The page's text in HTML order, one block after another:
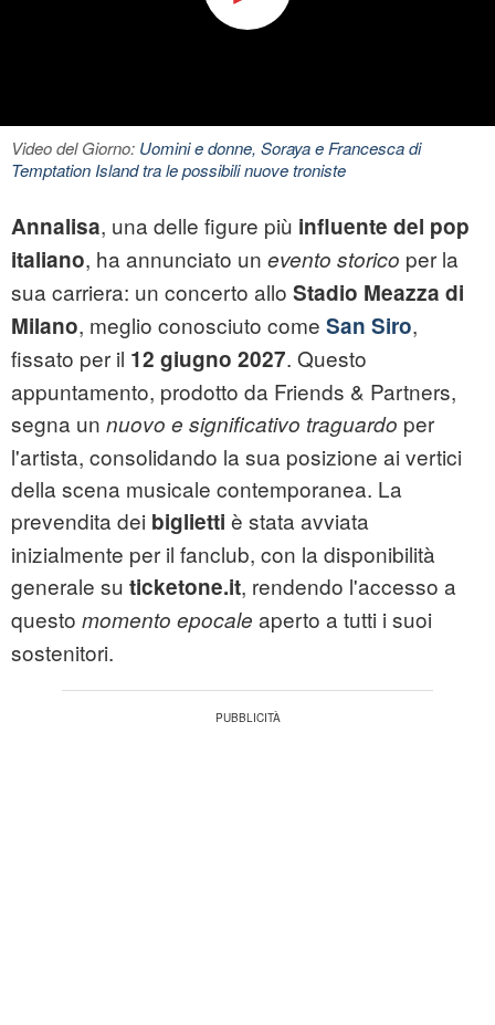
Video del Giorno: Uomini e donne, Soraya e Francesca di
Temptation Island tra le possibili nuove troniste
Annalisa, una delle figure più influente del pop
italiano, ha annunciato un evento storico per la
sua carriera: un concerto allo Stadio Meazza di
Milano, meglio conosciuto come San Siro,
fissato per il 12 giugno 2027. Questo
appuntamento, prodotto da Friends & Partners,
segna un nuovo e significativo traguardo per
l'artista, consolidando la sua posizione ai vertici
della scena musicale contemporanea. La
prevendita dei biglietti è stata avviata
inizialmente per il fanclub, con la disponibilità
generale su ticketone.it, rendendo l'accesso a
questo momento epocale aperto a tutti i suoi
sostenitori.